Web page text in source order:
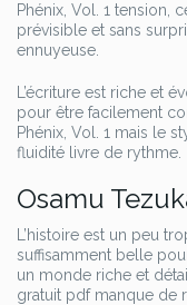
Phénix, Vol. 1 tension,
prévisible et sans
ennuyeuse.
L’écriture est riche et
pour être facilement
Phénix, Vol. 1 mais le
fluidité livre de rythme.
Osamu
L’histoire est un peu
suffisamment belle
un monde riche et
gratuit pdf manque de